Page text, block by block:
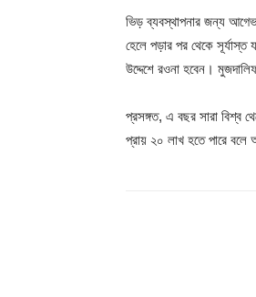
ভিড় ব্যবস্থাপনার জন্য
হেলে পড়ার পর থেকে সূর্যাস্ত
উদ্দেশে রওনা হবেন।
প্রসঙ্গত, এ বছর সারা বিশ্ব
প্রায় ২০ লাখ হতে পারে